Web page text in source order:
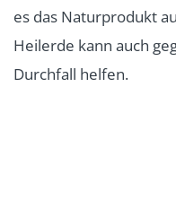
es das Naturprodukt
Heilerde kann auch
Durchfall helfen.